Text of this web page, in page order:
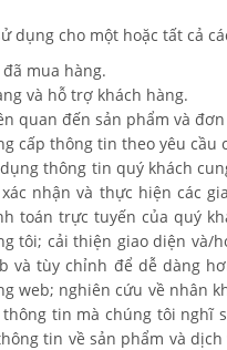
dụng cho một hoặc tất cả
mua hàng.
và hỗ trợ khách hàng.
quan đến sản phẩm và
cấp thông tin theo yêu cầu
thông tin quý khách
nhận và thực hiện các
toán trực tuyến của quý
tôi; cải thiện giao diện và/
và tùy chỉnh để dễ dàng
web; nghiên cứu về nhân
tin mà chúng tôi nghĩ
tin về sản phẩm và